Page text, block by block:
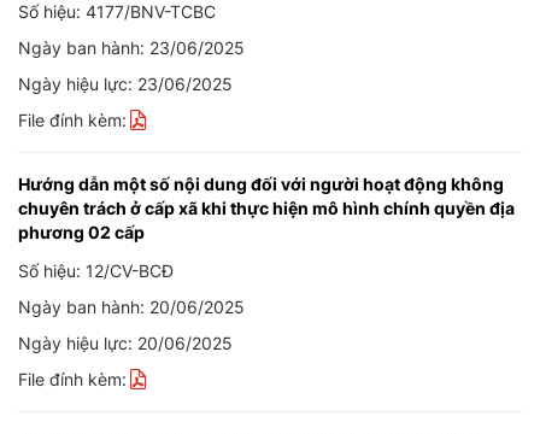
Số hiệu: 4177/BNV-TCBC
Ngày ban hành: 23/06/2025
Ngày hiệu lực: 23/06/2025
File đính kèm:
Hướng dẫn một số nội dung đối với người hoạt động không
chuyên trách ở cấp xã khi thực hiện mô hình chính quyền địa
phương 02 cấp
Số hiệu: 12/CV-BCĐ
Ngày ban hành: 20/06/2025
Ngày hiệu lực: 20/06/2025
File đính kèm: